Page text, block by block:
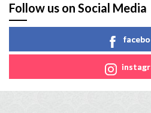
Follow us on Social Media